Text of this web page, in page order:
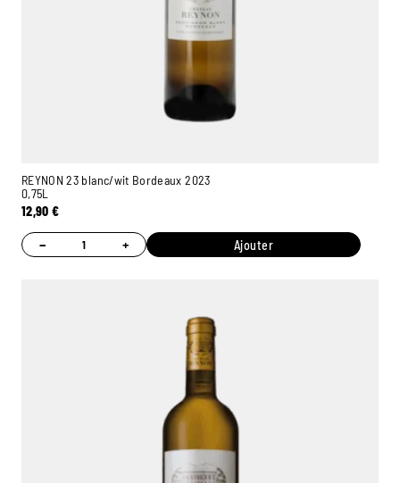
REYNON 23 blanc/wit Bordeaux 2023
0,75L
12,90€
− + Ajouter